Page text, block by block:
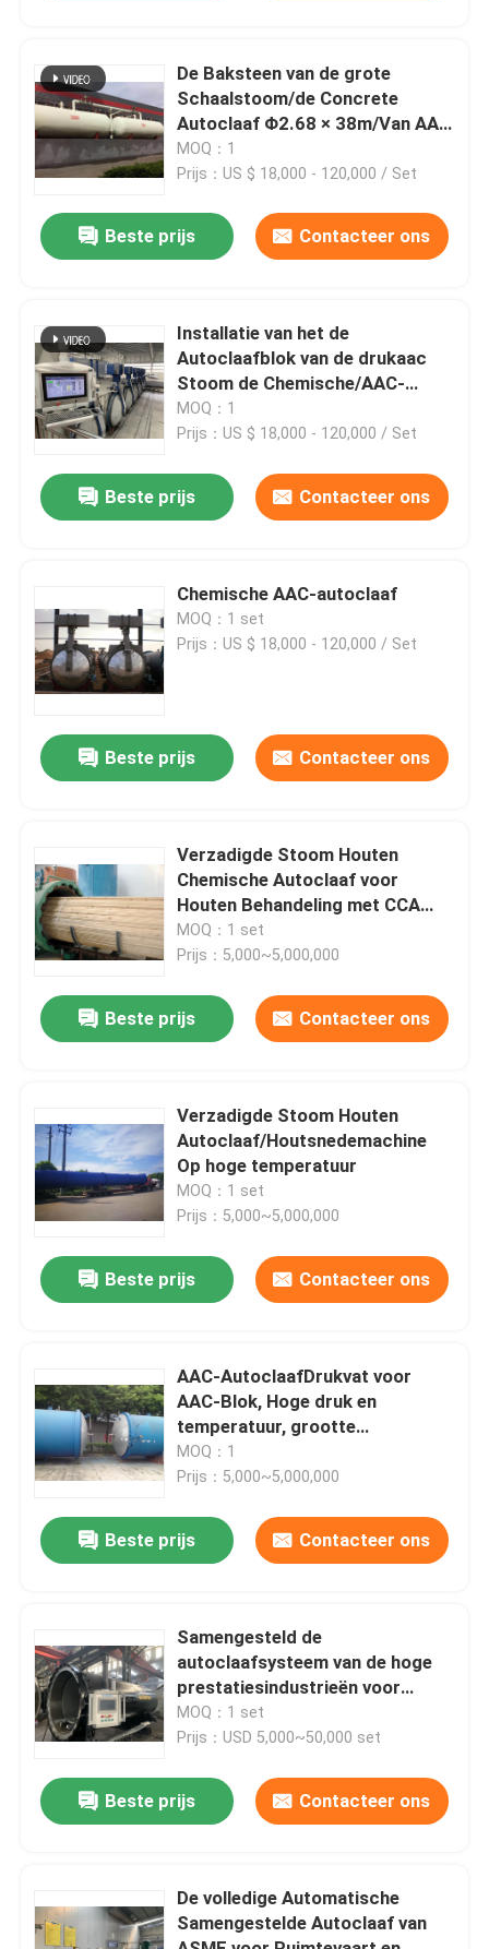
Producten
Video's
Over ons
Kwaliteitscontrole
Neem contact met ons op
Nieuws
AAC-Autoclaaf
De Baksteen van de grote
Schaalstoom/de Concrete
Autoclaaf Φ2.68 × 38m/Van AAC
de autoclaaf van de
Drukvatautoclaaf AAC
MOQ：1
Prijs：US $ 18,000 - 120,000 / Set
Beste prijs Contacteer ons
Installatie van het de
Autoclaafblok van de drukaac
Stoom de Chemische/AAC-
Productielijn 2×31m AAC-
autoclaaf
MOQ：1
Prijs：US $ 18,000 - 120,000 / Set
Beste prijs Contacteer ons
Chemische AAC-autoclaaf
MOQ：1 set
Prijs：US $ 18,000 - 120,000 / Set
Beste prijs Contacteer ons
Verzadigde Stoom Houten
Chemische Autoclaaf voor
Houten Behandeling met CCA
Vloeistof
MOQ：1 set
Prijs：5,000~5,000,000
Beste prijs Contacteer ons
Verzadigde Stoom Houten
Autoclaaf/Houtsnedemachine
Op hoge temperatuur
MOQ：1 set
Prijs：5,000~5,000,000
Beste prijs Contacteer ons
AAC-AutoclaafDrukvat voor
AAC-Blok, Hoge druk en
temperatuur, grootte
2.68MX38M
MOQ：1
Prijs：5,000~5,000,000
Beste prijs Contacteer ons
Samengesteld de
autoclaafsysteem van de hoge
prestatiesindustrieën voor
ruimtevaart/militaire materialen
MOQ：1 set
Prijs：USD 5,000~50,000 set
Beste prijs Contacteer ons
De volledige Automatische
Samengestelde Autoclaaf van